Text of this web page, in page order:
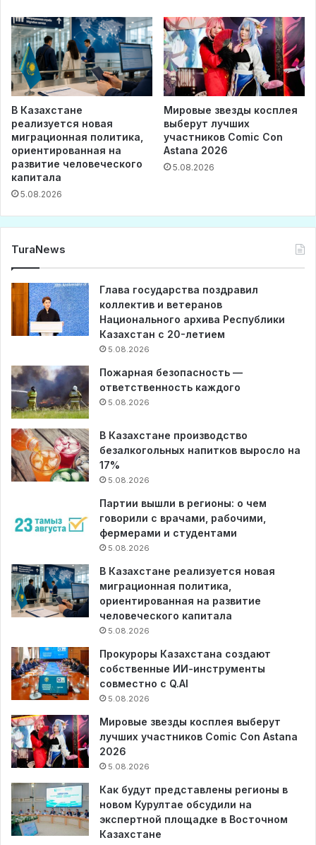
В Казахстане
реализуется новая
миграционная политика,
ориентированная на
развитие человеческого
капитала
5.08.2026
Мировые звезды косплея
выберут лучших
участников Comic Con
Astana 2026
5.08.2026
TuraNews
Глава государства поздравил
коллектив и ветеранов
Национального архива Республики
Казахстан с 20-летием
5.08.2026
Пожарная безопасность —
ответственность каждого
5.08.2026
В Казахстане производство
безалкогольных напитков выросло на
17%
5.08.2026
Партии вышли в регионы: о чем
говорили с врачами, рабочими,
фермерами и студентами
5.08.2026
В Казахстане реализуется новая
миграционная политика,
ориентированная на развитие
человеческого капитала
5.08.2026
Прокуроры Казахстана создают
собственные ИИ-инструменты
совместно с Q.AI
5.08.2026
Мировые звезды косплея выберут
лучших участников Comic Con Astana
2026
5.08.2026
Как будут представлены регионы в
новом Курултае обсудили на
экспертной площадке в Восточном
Казахстане